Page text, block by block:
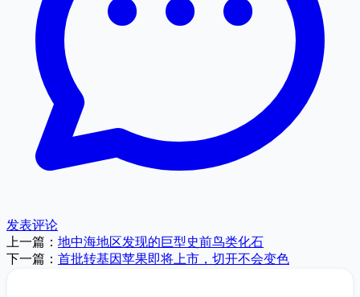
发表评论
上一篇： 地中海地区发现的巨型史前鸟类化石
下一篇： 首批转基因苹果即将上市，切开不会变色